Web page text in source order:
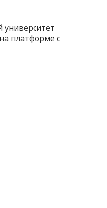
университет
платформе с